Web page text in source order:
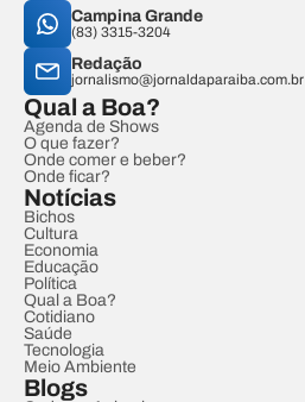
Campina Grande
(83) 3315-3204
Redação
jornalismo@jornaldaparaiba.com.br
Qual a Boa?
Agenda de Shows
O que fazer?
Onde comer e beber?
Onde ficar?
Notícias
Bichos
Cultura
Economia
Educação
Política
Qual a Boa?
Cotidiano
Saúde
Tecnologia
Meio Ambiente
Blogs